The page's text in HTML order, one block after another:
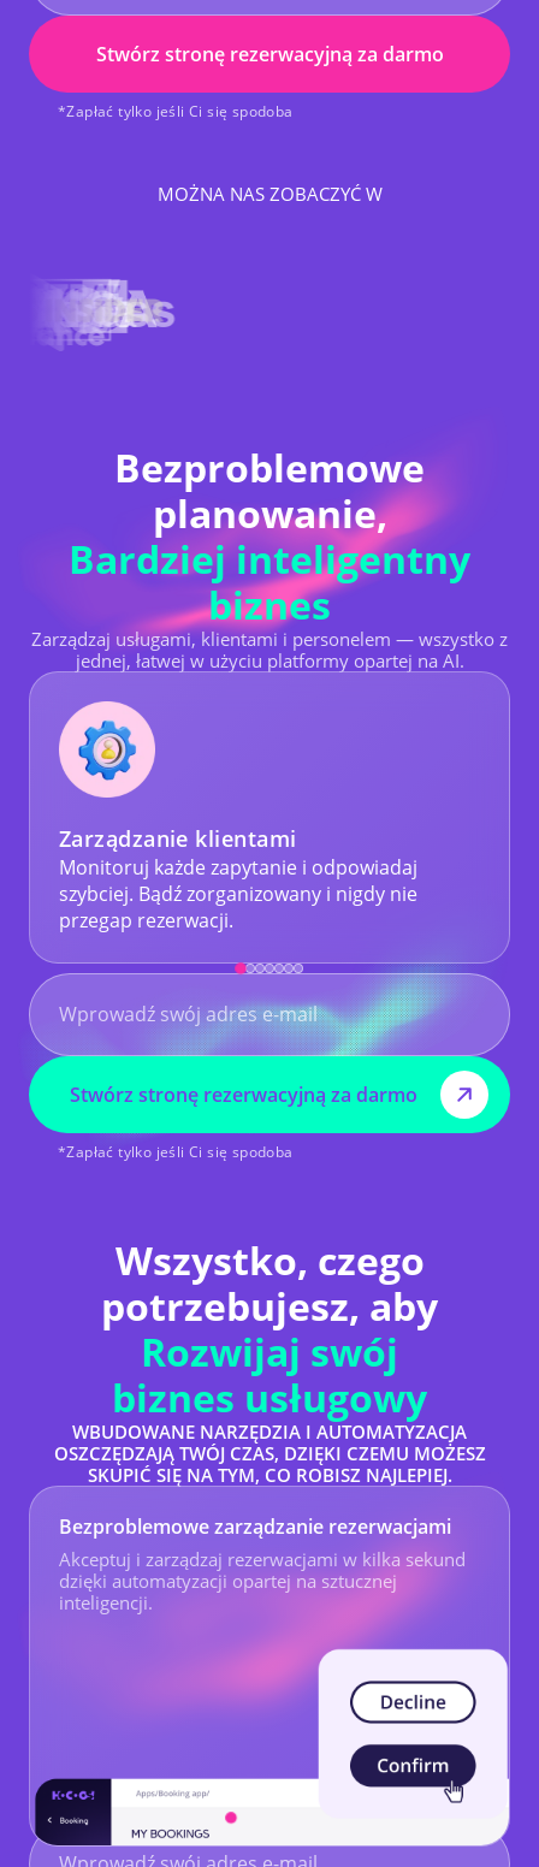
Stwórz stronę rezerwacyjną za darmo
*Zapłać tylko jeśli Ci się spodoba
MOŻNA NAS ZOBACZYĆ W
Bezproblemowe
planowanie,
Bardziej inteligentny
biznes
Zarządzaj usługami, klientami i personelem — wszystko z
jednej, łatwej w użyciu platformy opartej na AI.
Zarządzanie klientami
Monitoruj każde zapytanie i odpowiadaj
szybciej. Bądź zorganizowany i nigdy nie
przegap rezerwacji.
Stwórz stronę rezerwacyjną za darmo
*Zapłać tylko jeśli Ci się spodoba
Wszystko, czego
potrzebujesz, aby
Rozwijaj swój
biznes usługowy
WBUDOWANE NARZĘDZIA I AUTOMATYZACJA
OSZCZĘDZAJĄ TWÓJ CZAS, DZIĘKI CZEMU MOŻESZ
SKUPIĆ SIĘ NA TYM, CO ROBISZ NAJLEPIEJ.
Bezproblemowe zarządzanie rezerwacjami
Akceptuj i zarządzaj rezerwacjami w kilka sekund
dzięki automatyzacji opartej na sztucznej
inteligencji.